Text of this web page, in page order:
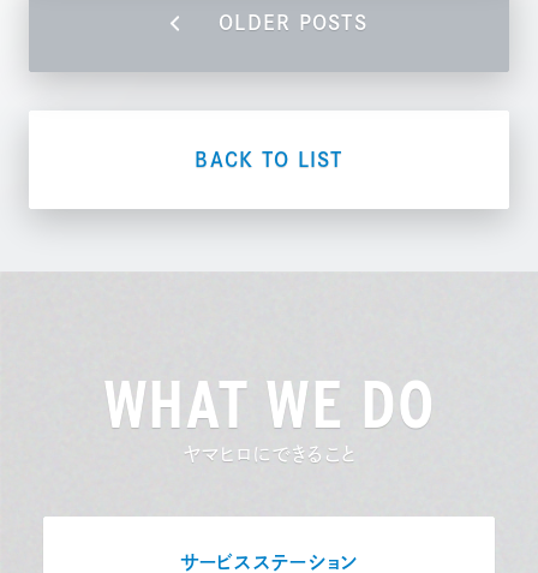
BACK TO LIST
OLDER POSTS
WHAT WE DO
ヤマヒロにできること
サービスステーション